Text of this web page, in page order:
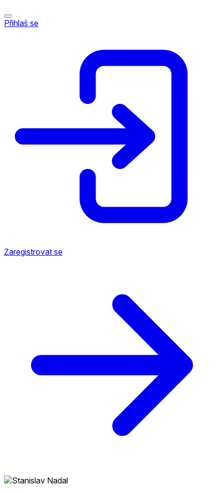
Přihlaš se
Zaregistrovat se